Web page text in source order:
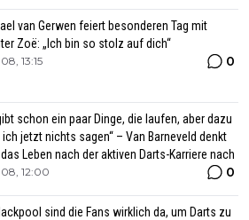
van Gerwen feiert besonderen Tag mit
Zoë: „Ich bin so stolz auf dich“
13:15 0
schon ein paar Dinge, die laufen, aber dazu
ich jetzt nichts sagen“ – Van Barneveld denkt
Leben nach der aktiven Darts-Karriere nach
12:00 0
sind die Fans wirklich da, um Darts zu